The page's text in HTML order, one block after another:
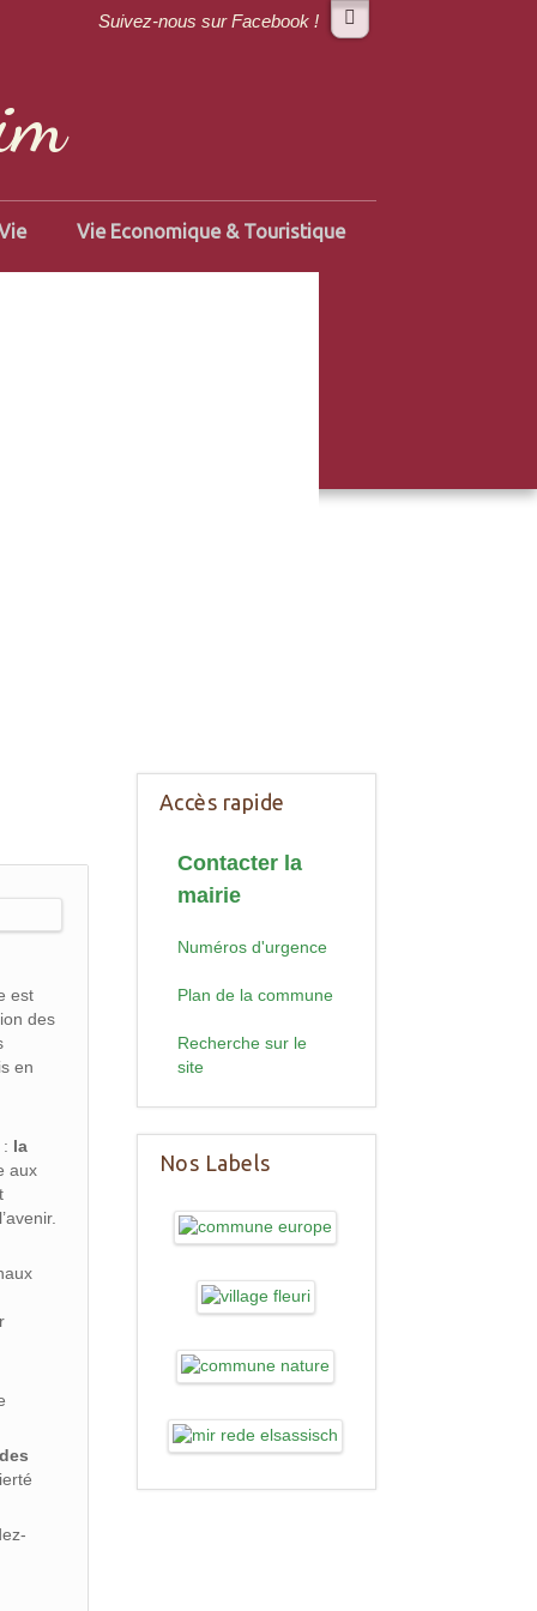
Suivez-nous sur Facebook !
Vie Economique & Touristique
Accès rapide
Contacter la
mairie
Numéros d'urgence
Plan de la commune
Recherche sur le
site
Nos Labels
est
des
en
la
aux